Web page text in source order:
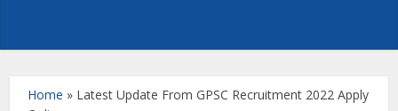
Home » Latest Update From GPSC Recruitment 2022 Apply